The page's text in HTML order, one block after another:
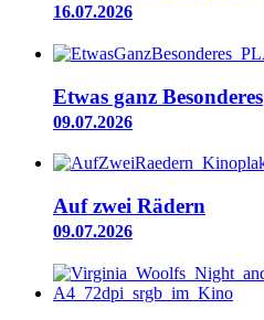
16.07.2026
Etwas ganz Besonderes
09.07.2026
Auf zwei Rädern
09.07.2026